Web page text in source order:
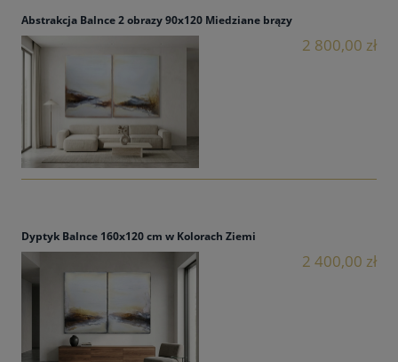
Abstrakcja Balnce 2 obrazy 90x120 Miedziane brązy
2 800,00 zł
Dyptyk Balnce 160x120 cm w Kolorach Ziemi
2 400,00 zł